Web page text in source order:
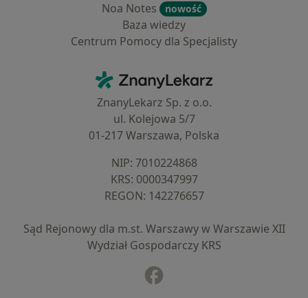
Noa Notes
nowość
Baza wiedzy
Centrum Pomocy dla Specjalisty
ZnanyLekarz - Strona główna
ZnanyLekarz Sp. z o.o.
ul. Kolejowa 5/7
01-217 Warszawa, Polska
NIP: ⁠7010224868
KRS: ⁠0000347997
REGON: ⁠142276657
Sąd Rejonowy dla m.st. Warszawy w Warszawie XII
Wydział Gospodarczy KRS